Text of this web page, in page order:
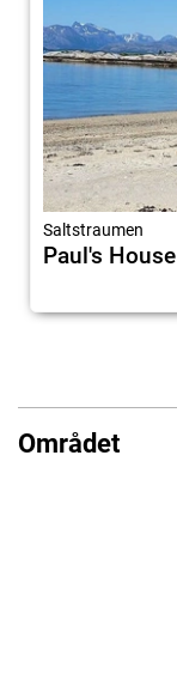
Saltstraumen
Paul's House
Området